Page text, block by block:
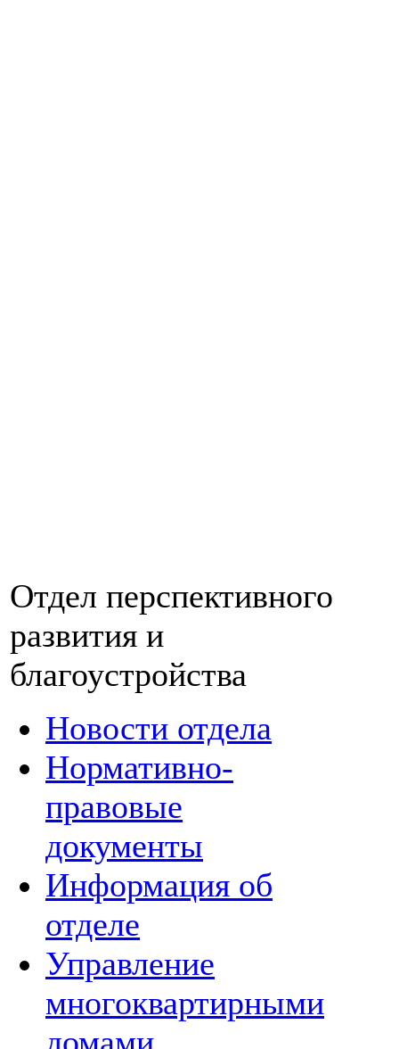
Отдел перспективного
развития и
благоустройства
Новости отдела
Нормативно-
правовые
документы
Информация об
отделе
Управление
многоквартирными